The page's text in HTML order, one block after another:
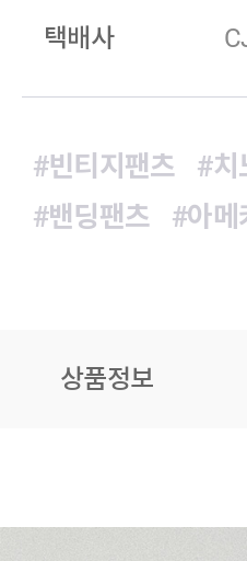
택배사
#빈티지팬츠 #치
#밴딩팬츠
#아메
상품정보